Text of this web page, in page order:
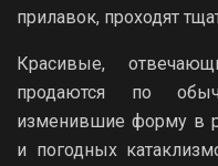
прилавок, проходят
Красивые,
продаются по
изменившие форму в
и погодных